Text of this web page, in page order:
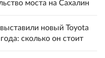
моста на Сахалин
новый Toyota
сколько он стоит